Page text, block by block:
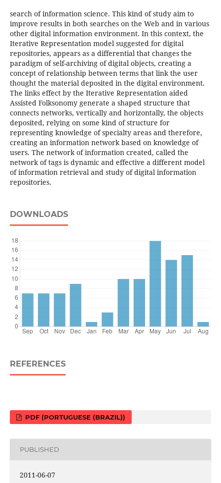
search of information science. This kind of study aim to
improve results in both searches on the Web and in various
other digital information environment. In this context, the
Iterative Representation model suggested for digital
repositories, appears as a differential that changes the
paradigm of self-archiving of digital objects, creating a
concept of relationship between terms that link the user
thought the material deposited in the digital environment.
The links effect by the Iterative Representation aided
Assisted Folksonomy generate a shaped structure that
connects networks, vertically and horizontally, the objects
deposited, relying on some kind of structure for
representing knowledge of specialty areas and therefore,
creating an information network based on knowledge of
users. The network of information created, called the
network of tags is dynamic and effective a different model
of information retrieval and study of digital information
repositories.
DOWNLOADS
REFERENCES
PDF (PORTUGUESE (BRAZIL))
PUBLISHED
2011-06-07